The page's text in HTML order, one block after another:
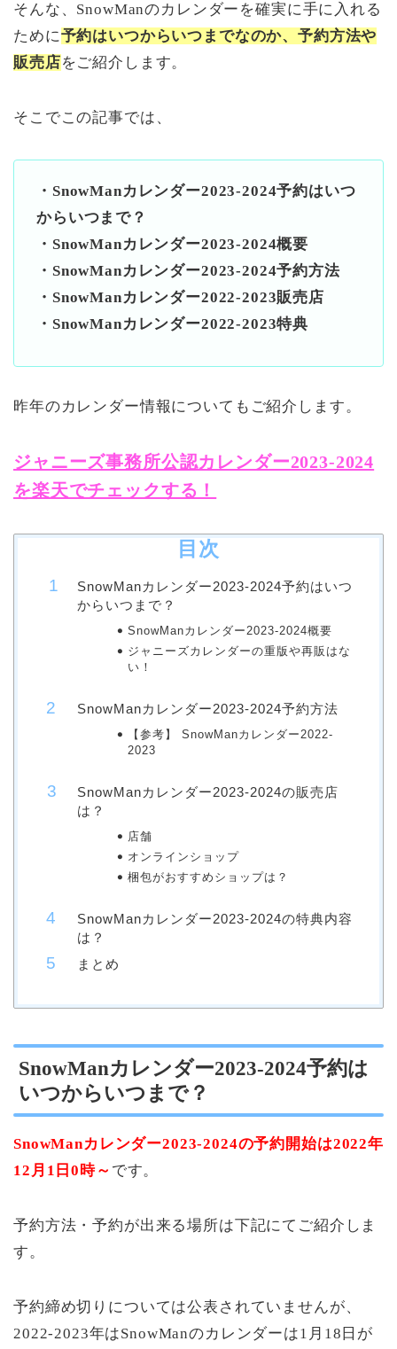
そんな、SnowManのカレンダーを確実に手に入れる
ために予約はいつからいつまでなのか、予約方法や
販売店をご紹介します。
そこでこの記事では、
・SnowManカレンダー2023-2024予約はいつ
からいつまで？
・SnowManカレンダー2023-2024概要
・SnowManカレンダー2023-2024予約方法
・SnowManカレンダー2022-2023販売店
・SnowManカレンダー2022-2023特典
昨年のカレンダー情報についてもご紹介します。
ジャニーズ事務所公認カレンダー2023-2024
を楽天でチェックする！
目次
SnowManカレンダー2023-2024予約はいつ
からいつまで？
SnowManカレンダー2023-2024概要
ジャニーズカレンダーの重版や再販はな
い！
SnowManカレンダー2023-2024予約方法
【参考】 SnowManカレンダー2022-
2023
SnowManカレンダー2023-2024の販売店
は？
店舗
オンラインショップ
梱包がおすすめショップは？
SnowManカレンダー2023-2024の特典内容
は？
まとめ
SnowManカレンダー2023-2024予約は
いつからいつまで？
SnowManカレンダー2023-2024の予約開始は2022年
12月1日0時～ です。
予約方法・予約が出来る場所は下記にてご紹介しま
す。
予約締め切りについては公表されていませんが、
2022-2023年はSnowManのカレンダーは1月18日が